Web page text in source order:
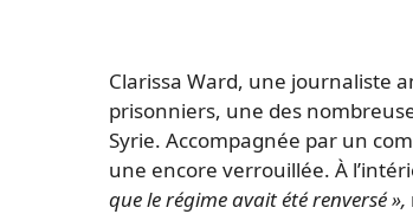
Clarissa Ward, une journaliste
prisonniers, une des
Syrie. Accompagnée par un
une encore verrouillée. À
que le régime avait été renversé »,